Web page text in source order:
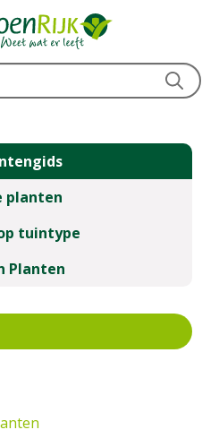
planten
tuintype
Planten